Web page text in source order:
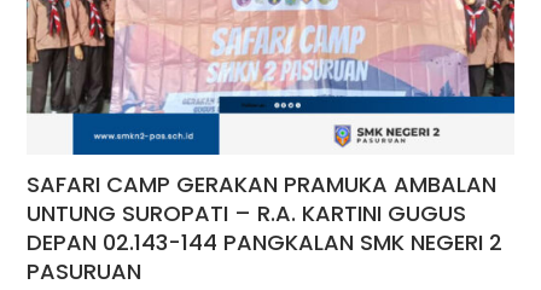
SAFARI CAMP GERAKAN PRAMUKA AMBALAN
UNTUNG SUROPATI – R.A. KARTINI GUGUS
DEPAN 02.143-144 PANGKALAN SMK NEGERI 2
PASURUAN